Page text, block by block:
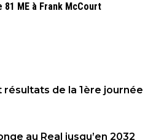
ME à Frank McCourt
résultats de la 1ère journée
au Real jusqu’en 2032